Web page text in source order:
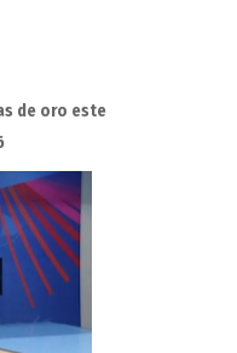
de oro este